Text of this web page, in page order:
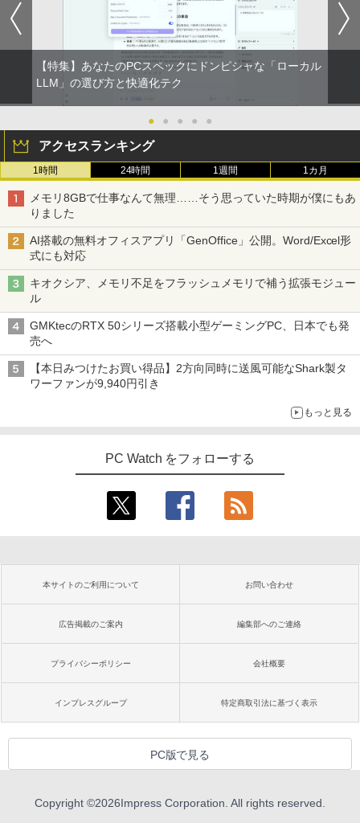
【特集】あなたのPCスペックにドンピシャな「ローカル
LLM」の選び方と快適化テク
● ● ● ● ●
アクセスランキング
1時間 24時間 1週間 1カ月
メモリ8GBで仕事なんて無理……そう思っていた時期が僕にもあ
りました
AI搭載の無料オフィスアプリ「GenOffice」公開。Word/Excel形
式にも対応
キオクシア、メモリ不足をフラッシュメモリで補う拡張モジュー
ル
GMKtecのRTX 50シリーズ搭載小型ゲーミングPC、日本でも発
売へ
【本日みつけたお買い得品】2方向同時に送風可能なShark製タ
ワーファンが9,940円引き
もっと見る
PC Watch をフォローする
本サイトのご利用について お問い合わせ
広告掲載のご案内 編集部へのご連絡
プライバシーポリシー 会社概要
インプレスグループ 特定商取引法に基づく表示
PC版で見る
Copyright ©2026Impress Corporation. All rights reserved.